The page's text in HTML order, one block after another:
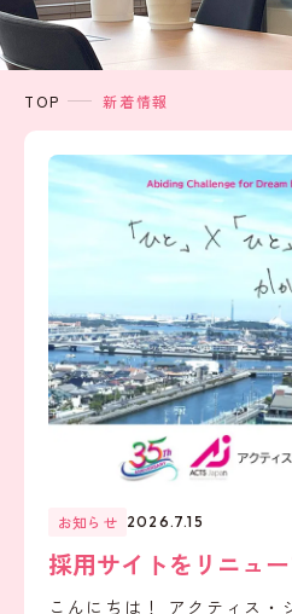
TOP 新着情報
お知らせ 2026.7.15
採用サイトをリニュ
こんにちは！ アクティス・